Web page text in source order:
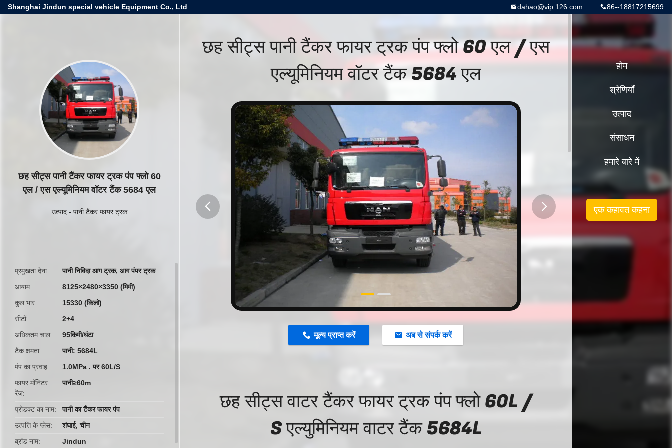
Shanghai Jindun special vehicle Equipment Co., Ltd 86--18817215699
dahao@vip.126.com
छह सीट्स पानी टैंकर फायर ट्रक पंप फ्लो 60
एल / एस एल्यूमिनियम वॉटर टैंक 5684 एल
उत्पाद- पानी टैंकर फायर ट्रक
प्रमुखता देना पानी निविदा आग ट्रक,आग पंपर ट्रक
आयाम
8125×2480×3350 (मिमी)
कुल भार
15330 (किलो)
सीटों
2+4
अधिकतम चाल
95किमी/घंटा
टैंक क्षमता
पानी: 5684L
पंप का प्रवाह
1.0MPa . पर 60L/S
फायर मॉनिटर
रेंज
पानी≥60m
प्रोडक्ट का नाम
पानी का टैंकर फायर पंप
उत्पत्ति के प्लेस
शंघाई, चीन
ब्रांड नाम
Jindun
छह सीट्स पानी टैंकर फायर ट्रक पंप फ्लो 60 एल / एस
एल्यूमिनियम वॉटर टैंक 5684 एल
मूल्य प्राप्त करें अब से संपर्क करें
छह सीट्स वाटर टैंकर फायर ट्रक पंप फ्लो 60L /
S एल्युमिनियम वाटर टैंक 5684L
होम
श्रेणियाँ
उत्पाद
संसाधन
हमारे बारे में
एक कहावत कहना